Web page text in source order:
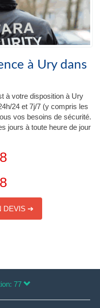
à Ury dans
à votre disposition à Ury
24 et 7j/7 (y compris les
vos besoins de sécurité.
jours à toute heure de jour
DEVIS ➔
77